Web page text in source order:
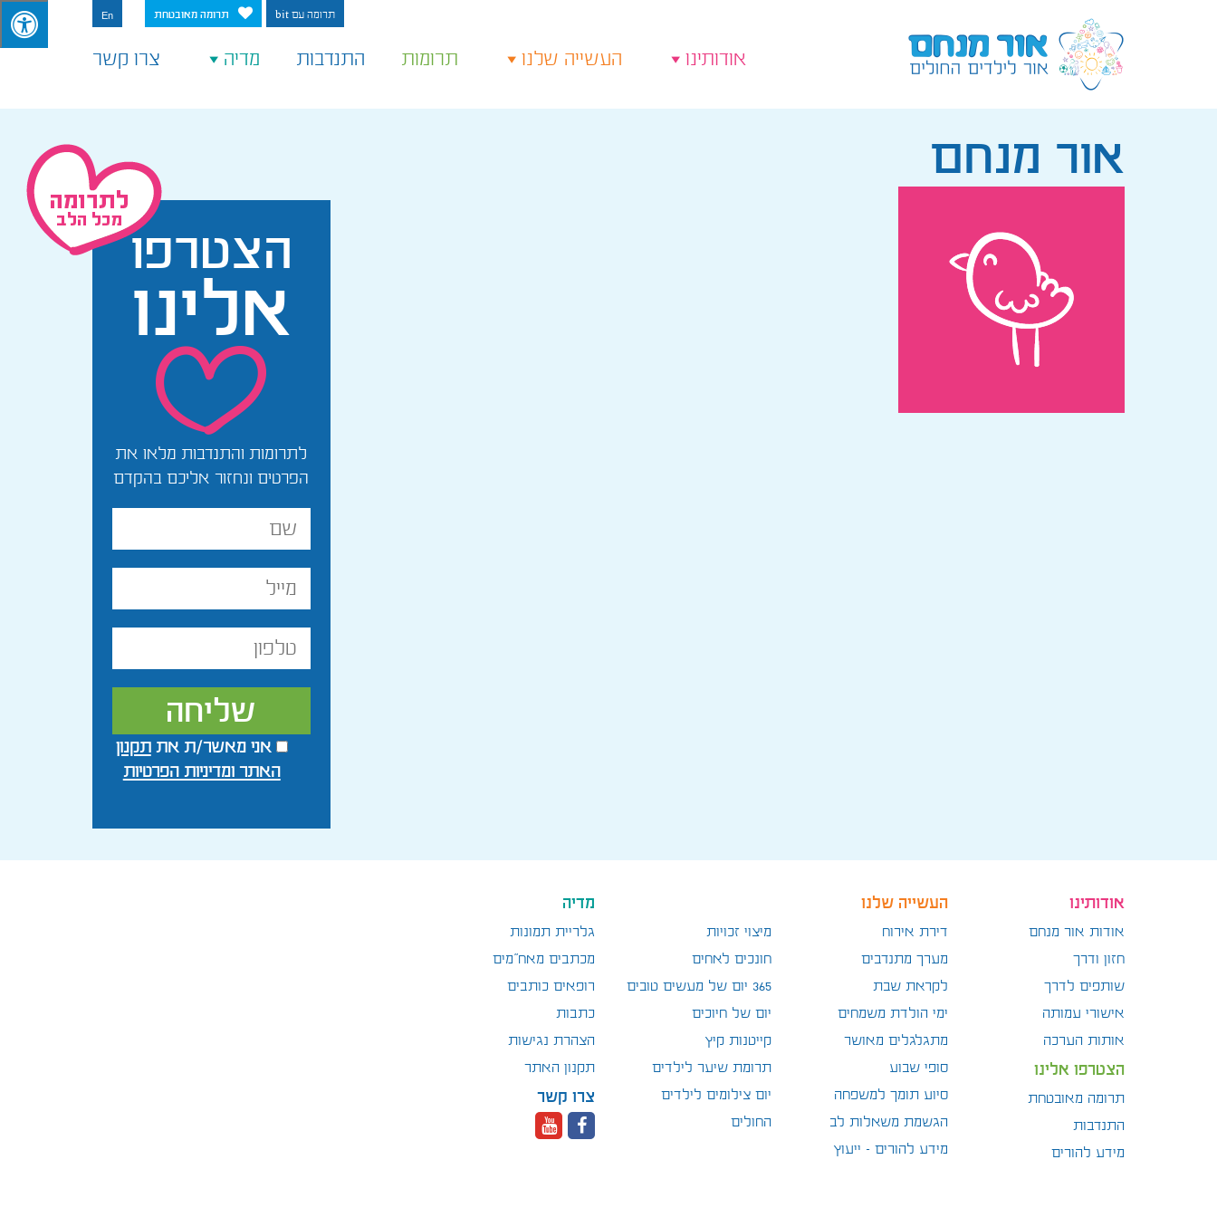
תרומה עם bit תרומה מאובטחת En
אודותינו העשייה שלנו תרומות התנדבות מדיה צרו קשר
אור מנחם
הצטרפו
אלינו
לתרומות והתנדבות מלאו את
הפרטים ונחזור אליכם בהקדם
אני מאשר/ת אתתקנון
האתר ומדיניות הפרטיות
אודותינו
אודות אור מנחם
חזון ודרך
שותפים לדרך
אישורי עמותה
אותות הערכה
הצטרפו אלינו
תרומה מאובטחת
התנדבות
מידע להורים
העשייה שלנו
דירת אירוח
מערך מתנדבים
לקראת שבת
ימי הולדת משמחים
מתגלגלים מאושר
סופי שבוע
סיוע תומך למשפחה
הגשמת משאלות לב
מידע להורים – ייעוץ
מיצוי זכויות
חונכים לאחים
365 יום של מעשים טובים
יום של חיוכים
קייטנות קיץ
תרומת שיער לילדים
יום צילומים לילדים
החולים
מדיה
גלריית תמונות
מכתבים מאח"מים
רופאים כותבים
כתבות
הצהרת נגישות
תקנון האתר
צרו קשר